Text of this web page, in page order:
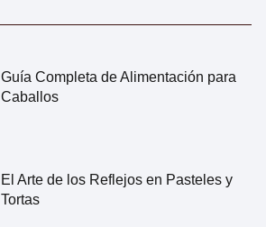
Guía Completa de Alimentación para
Caballos
El Arte de los Reflejos en Pasteles y
Tortas